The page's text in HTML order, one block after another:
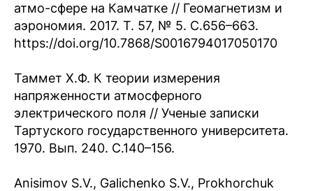
атмо-сфере на Камчатке // Геомагнетизм и
аэрономия. 2017. Т. 57, № 5. С.656–663.
https://doi.org/10.7868/S0016794017050170
Таммет Х.Ф. К теории измерения
напряженности атмосферного
электрического поля // Ученые записки
Тартуского государственного университета.
1970. Вып. 240. С.140–156.
Anisimov S.V., Galichenko S.V., Prokhorchuk